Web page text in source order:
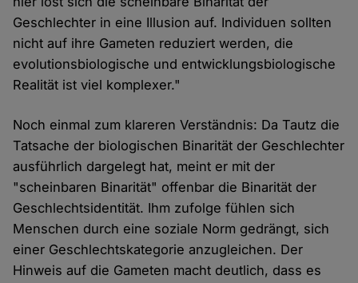
Geschlechter in eine Illusion auf. Individuen sollten
nicht auf ihre Gameten reduziert werden, die
evolutionsbiologische und entwicklungsbiologische
Realität ist viel komplexer."
Noch einmal zum klareren Verständnis: Da Tautz die
Tatsache der biologischen Binarität der Geschlechter
ausführlich dargelegt hat, meint er mit der
"scheinbaren Binarität" offenbar die Binarität der
Geschlechtsidentität. Ihm zufolge fühlen sich
Menschen durch eine soziale Norm gedrängt, sich
einer Geschlechtskategorie anzugleichen. Der
Hinweis auf die Gameten macht deutlich, dass es